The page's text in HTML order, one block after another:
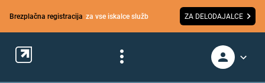
Brezplačna registracija za vse iskalce služb ZA DELODAJALCE